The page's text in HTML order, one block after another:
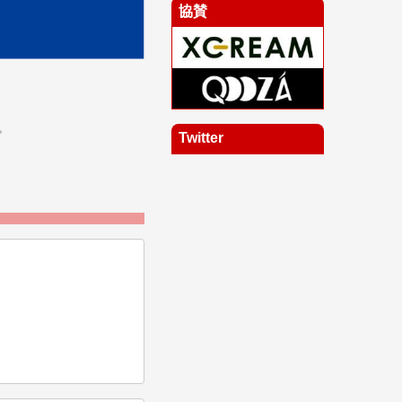
協賛
Twitter